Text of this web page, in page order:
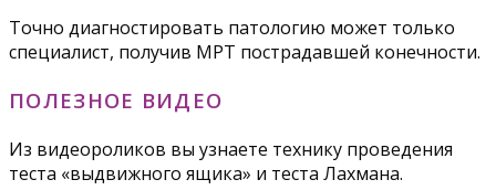
Точно диагностировать патологию может только
специалист, получив МРТ пострадавшей конечности.
ПОЛЕЗНОЕ ВИДЕО
Из видеороликов вы узнаете технику проведения
теста «выдвижного ящика» и теста Лахмана.